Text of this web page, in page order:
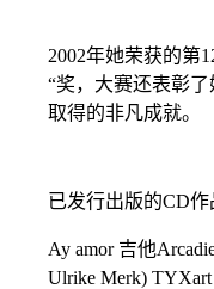
2002年她荣获的第
“奖，大赛还表彰
取得的非凡成就。
已发行出版的CD作
Ay amor 吉他
Ulrike Merk)